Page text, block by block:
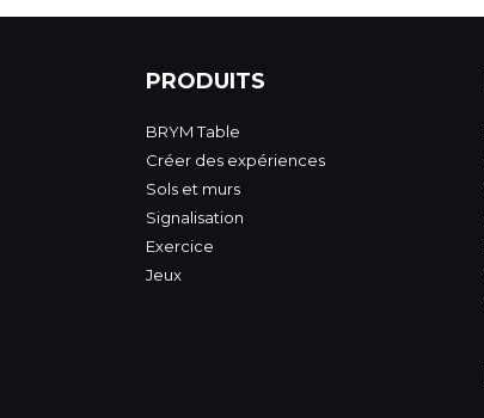
PRODUITS
BRYM Table
Créer des expériences
Sols et murs
Signalisation
Exercice
Jeux